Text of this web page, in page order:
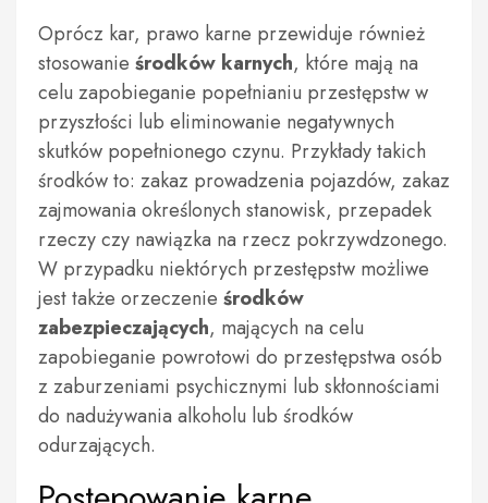
Oprócz kar, prawo karne przewiduje również
stosowanie środków karnych, które mają na
celu zapobieganie popełnianiu przestępstw w
przyszłości lub eliminowanie negatywnych
skutków popełnionego czynu. Przykłady takich
środków to: zakaz prowadzenia pojazdów, zakaz
zajmowania określonych stanowisk, przepadek
rzeczy czy nawiązka na rzecz pokrzywdzonego.
W przypadku niektórych przestępstw możliwe
jest także orzeczenie środków
zabezpieczających, mających na celu
zapobieganie powrotowi do przestępstwa osób
z zaburzeniami psychicznymi lub skłonnościami
do nadużywania alkoholu lub środków
odurzających.